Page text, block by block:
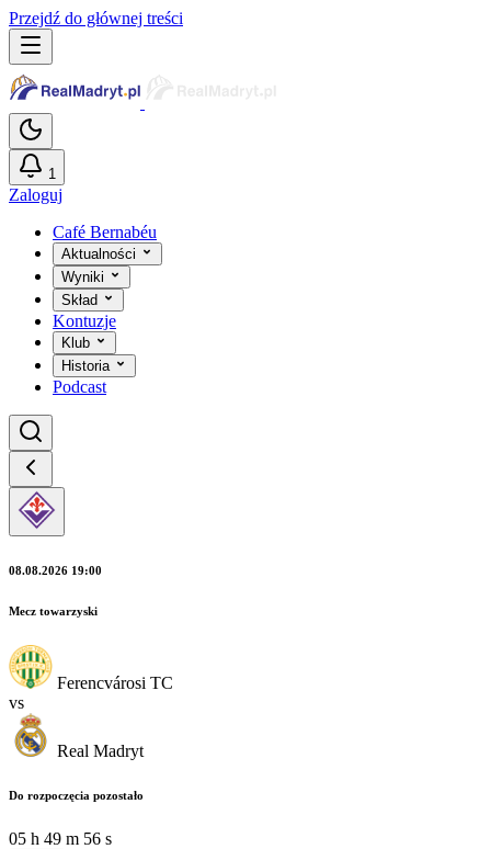
Przejdź do głównej treści
1
Zaloguj
Café Bernabéu
Aktualności
Wyniki
Skład
Kontuzje
Klub
Historia
Podcast
08.08.2026 19:00
Mecz towarzyski
Ferencvárosi TC
vs
Real Madryt
Do rozpoczęcia pozostało
05 h 49 m 54 s